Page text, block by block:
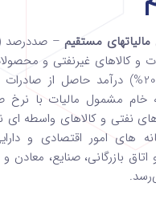
و کالاهای غیرنفتی و
بیست‌ درصد (20%) درآمد حاصل از
خام مشمول مالیات با نرخ
نفتی و کالاهای واسطه ای
های امور اقتصادی و
بازرگانی، صنایع،